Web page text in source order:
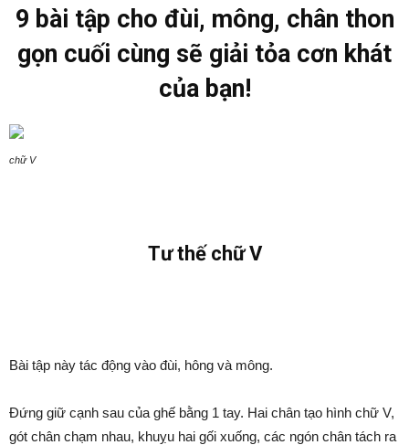
9 bài tập cho đùi, mông, chân thon
gọn cuối cùng sẽ giải tỏa cơn khát
của bạn!
chữ V
Tư thế chữ V
Bài tập này tác động vào đùi, hông và mông.
Đứng giữ cạnh sau của ghế bằng 1 tay. Hai chân tạo hình chữ V,
gót chân chạm nhau, khuỵu hai gối xuống, các ngón chân tách ra